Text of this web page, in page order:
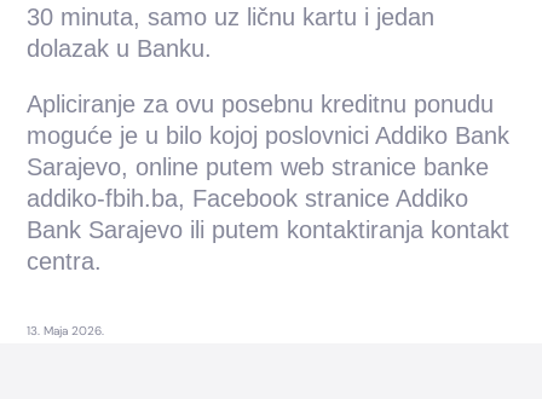
30 minuta, samo uz ličnu kartu i jedan
dolazak u Banku.
Apliciranje za ovu posebnu kreditnu ponudu
moguće je u bilo kojoj poslovnici Addiko Bank
Sarajevo, online putem web stranice banke
addiko-fbih.ba, Facebook stranice Addiko
Bank Sarajevo ili putem kontaktiranja kontakt
centra.
13. Maja 2026.